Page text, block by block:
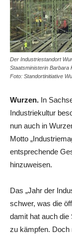
Der Industriestandort
Staatsministerin Barbara
Foto: Standortinitiative
Wurzen. In
Industriekultur
nun auch in
Motto
entsprechende
hinzuweisen.
Das „Jahr der
schwer, was die
damit hat auch die
zu kämpfen. Doch